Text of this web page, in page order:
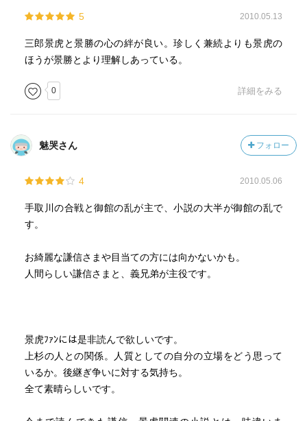
5 2010.05.13
三郎景虎と景勝の心の絆が良い。珍しく兼続よりも景虎の
ほうが景勝とより理解しあっている。
0 詳細をみる
魅哭さん フォロー
4 2010.05.06
手取川の合戦と御館の乱が主で、小説の大半が御館の乱で
す。
お綺麗な謙信さまや目当ての方には向かないかも。
人間らしい謙信さまと、義兄弟が主役です。
景虎ﾌｧﾝには是非読んで欲しいです。
上杉の人との関係。人質としての自分の立場をどう思って
いるか。後継ぎ争いに対する気持ち。
全て素晴らしいです。